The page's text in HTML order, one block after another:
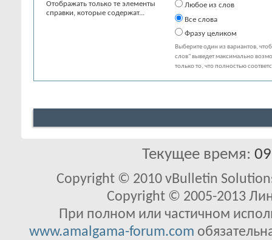
Отображать только те элементы
справки, которые содержат...
Любое из слов
Все слова
Фразу целиком
Выберите один из вариантов,
слов" выведет максимально
только то, что полностью
Текущее время:
Copyright © 2010 vBulletin
Copyright © 2005-2013
При полном или частичном
www.amalgama-forum.com